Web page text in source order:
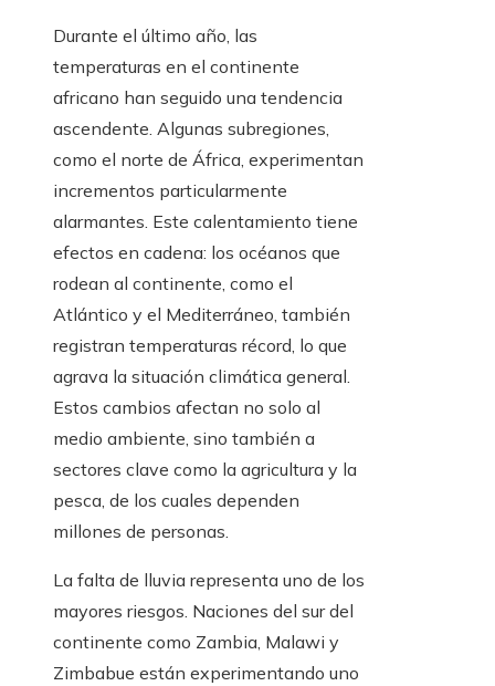
Durante el último año, las
temperaturas en el continente
africano han seguido una tendencia
ascendente. Algunas subregiones,
como el norte de África, experimentan
incrementos particularmente
alarmantes. Este calentamiento tiene
efectos en cadena: los océanos que
rodean al continente, como el
Atlántico y el Mediterráneo, también
registran temperaturas récord, lo que
agrava la situación climática general.
Estos cambios afectan no solo al
medio ambiente, sino también a
sectores clave como la agricultura y la
pesca, de los cuales dependen
millones de personas.
La falta de lluvia representa uno de los
mayores riesgos. Naciones del sur del
continente como Zambia, Malawi y
Zimbabue están experimentando uno